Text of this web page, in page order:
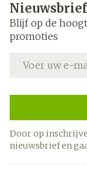
Nieuwsbrief
Blijf op de
promoties
Door op
nieuwsbrief en